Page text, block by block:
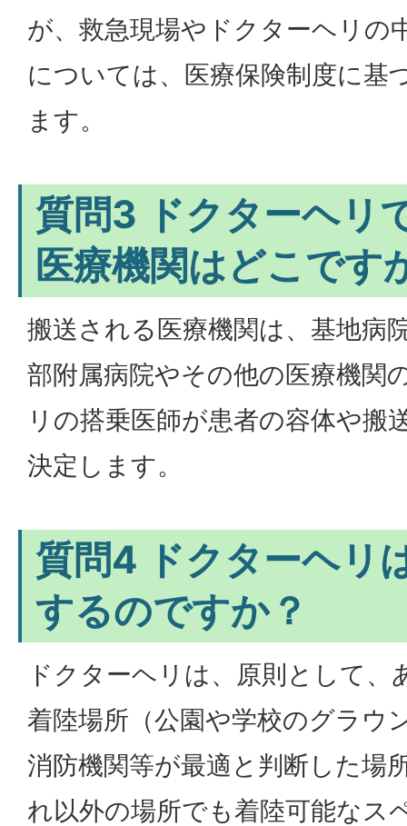
が、救急現場やドクターヘリの
については、医療保険制度に基
ます。
質問3 ドクターヘリ
医療機関はどこです
搬送される医療機関は、基地病
部附属病院やその他の医療機関
リの搭乗医師が患者の容体や搬
決定します。
質問4 ドクターヘリ
するのですか？
ドクターヘリは、原則として
着陸場所（公園や学校のグラウ
消防機関等が最適と判断した場
れ以外の場所でも着陸可能なス